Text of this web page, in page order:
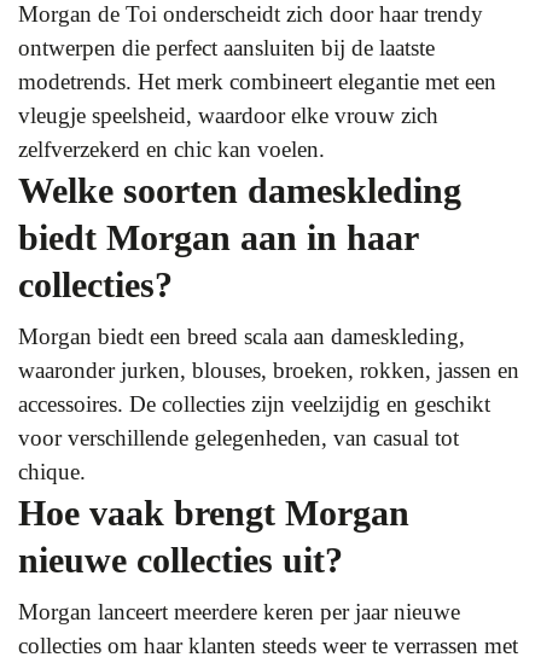
Morgan de Toi onderscheidt zich door haar trendy
ontwerpen die perfect aansluiten bij de laatste
modetrends. Het merk combineert elegantie met een
vleugje speelsheid, waardoor elke vrouw zich
zelfverzekerd en chic kan voelen.
Welke soorten dameskleding
biedt Morgan aan in haar
collecties?
Morgan biedt een breed scala aan dameskleding,
waaronder jurken, blouses, broeken, rokken, jassen en
accessoires. De collecties zijn veelzijdig en geschikt
voor verschillende gelegenheden, van casual tot
chique.
Hoe vaak brengt Morgan
nieuwe collecties uit?
Morgan lanceert meerdere keren per jaar nieuwe
collecties om haar klanten steeds weer te verrassen met